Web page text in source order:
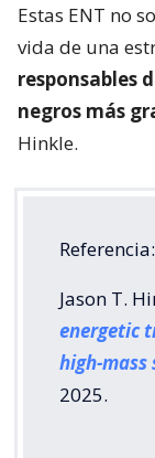
Estas ENT no
vida de una
responsables
negros más
Hinkle.
Referencia:
Jason T.
energetic
high-mass
2025.